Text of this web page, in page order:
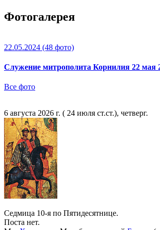
Фотогалерея
22.05.2024 (48 фото)
Служение митрополита Корнилия 22 мая
Все фото
6 августа 2026 г. ( 24 июля ст.ст.), четверг.
Седмица 10-я по Пятидесятнице.
Поста нет.